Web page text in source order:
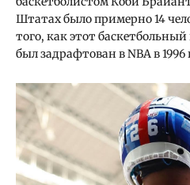
Штатах было примерно 14
того, как этот
был задрафтован в NBA в